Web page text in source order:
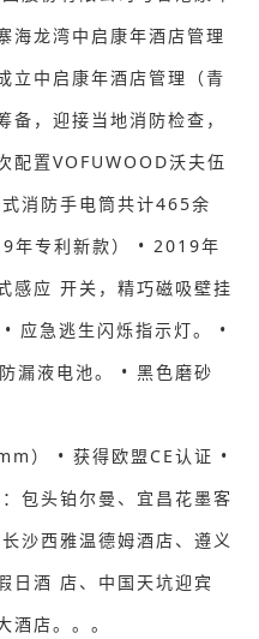
海龙湾中启康年酒店管理
中启康年酒店管理（青
备，迎接当地消防检查，
配置VOFUWOOD沃夫伍
消防手电筒共计465余
年专利新款） • 2019年
感应 开关，精巧磁吸壁挂
应急逃生闪烁指示灯。 •
漏液电池。 • 黑色磨砂
） • 获得欧盟CE认证 •
包头铂尔曼、宜昌花墨客
沙西雅温德姆酒店、遵义
日酒 店、中国天坑迎宾
酒店。。。